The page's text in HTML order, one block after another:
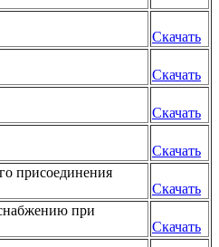
Скачать
Скачать
Скачать
Скачать
присоединения
Скачать
при
Скачать